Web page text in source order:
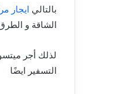
بالتالي ايجار
الشاقة و
لذلك أجر
التسفير ايضًا